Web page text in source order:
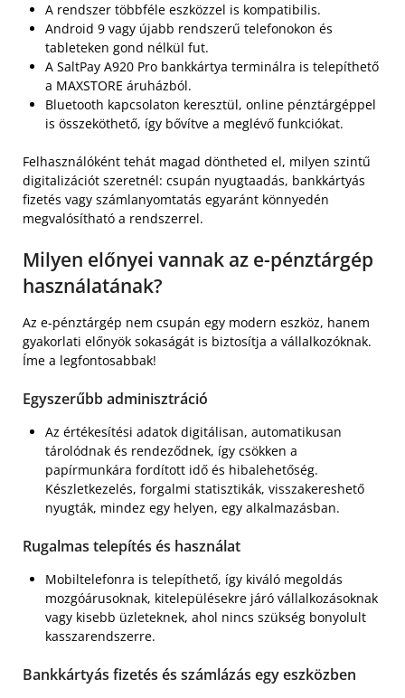
A rendszer többféle eszközzel is kompatibilis.
Android 9 vagy újabb rendszerű telefonokon és
tableteken gond nélkül fut.
A SaltPay A920 Pro bankkártya terminálra is telepíthető
a MAXSTORE áruházból.
Bluetooth kapcsolaton keresztül, online pénztárgéppel
is összeköthető, így bővítve a meglévő funkciókat.
Felhasználóként tehát magad döntheted el, milyen szintű
digitalizációt szeretnél: csupán nyugtaadás, bankkártyás
fizetés vagy számlanyomtatás egyaránt könnyedén
megvalósítható a rendszerrel.
Milyen előnyei vannak az e-pénztárgép
használatának?
Az e-pénztárgép nem csupán egy modern eszköz, hanem
gyakorlati előnyök sokaságát is biztosítja a vállalkozóknak.
Íme a legfontosabbak!
Egyszerűbb adminisztráció
Az értékesítési adatok digitálisan, automatikusan
tárolódnak és rendeződnek, így csökken a
papírmunkára fordított idő és hibalehetőség.
Készletkezelés, forgalmi statisztikák, visszakereshető
nyugták, mindez egy helyen, egy alkalmazásban.
Rugalmas telepítés és használat
Mobiltelefonra is telepíthető, így kiváló megoldás
mozgóárusoknak, kitelepülésekre járó vállalkozásoknak
vagy kisebb üzleteknek, ahol nincs szükség bonyolult
kasszarendszerre.
Bankkártyás fizetés és számlázás egy eszközben